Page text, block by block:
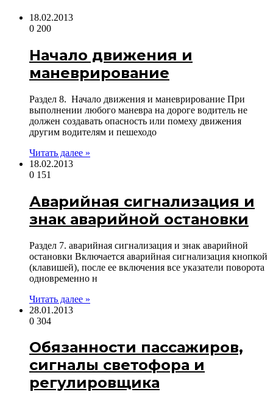
18.02.2013
0 200
Начало движения и
маневрирование
Раздел 8. Начало движения и маневрирование При
выполнении любого маневра на дороге водитель не
должен создавать опасность или помеху движения
другим водителям и пешеходо
Читать далее »
18.02.2013
0 151
Аварийная сигнализация и
знак аварийной остановки
Раздел 7. аварийная сигнализация и знак аварийной
остановки Включается аварийная сигнализация кнопкой
(клавишей), после ее включения все указатели поворота
одновременно н
Читать далее »
28.01.2013
0 304
Обязанности пассажиров,
сигналы светофора и
регулировщика